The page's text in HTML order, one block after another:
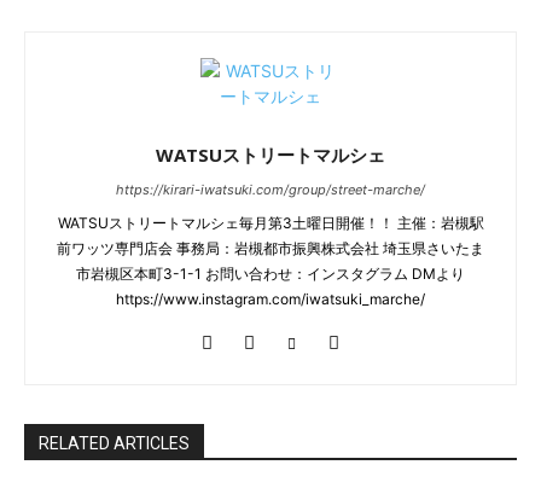
WATSUストリートマルシェ
https://kirari-iwatsuki.com/group/street-marche/
WATSUストリートマルシェ毎月第3土曜日開催！！ 主催：岩槻駅
前ワッツ専門店会 事務局：岩槻都市振興株式会社 埼玉県さいたま
市岩槻区本町3-1-1 お問い合わせ：インスタグラム DMより
https://www.instagram.com/iwatsuki_marche/
RELATED ARTICLES